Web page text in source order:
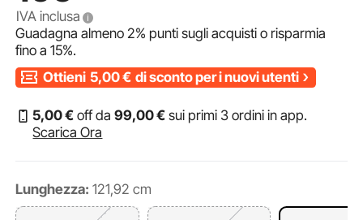
IVA inclusa
Guadagna almeno2% punti sugli acquisti o risparmia
fino a15%.
Ottieni 5,00€ di sconto per i nuovi utenti
5,00€ off da99,00€ sui primi 3 ordini in app.
Scarica Ora
Lunghezza: 121,92 cm